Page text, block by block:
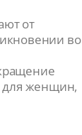
от
во
для женщин,